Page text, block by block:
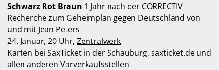
Schwarz Rot Braun 1 Jahr nach der CORRECTIV
Recherche zum Geheimplan gegen Deutschland von
und mit Jean Peters
24. Januar, 20 Uhr, Zentralwerk
Karten bei SaxTicket in der Schauburg, saxticket.de und
allen anderen Vorverkaufsstellen